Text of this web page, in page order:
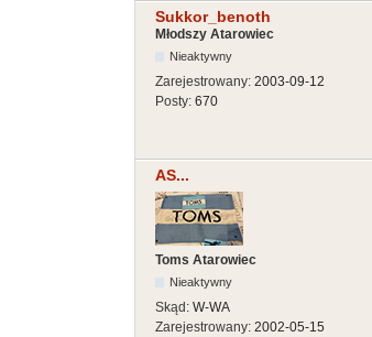
Sukkor_benoth
Młodszy Atarowiec
Nieaktywny
Zarejestrowany: 2003-09-12
Posty: 670
AS...
Toms Atarowiec
Nieaktywny
Skąd: W-WA
Zarejestrowany: 2002-05-15